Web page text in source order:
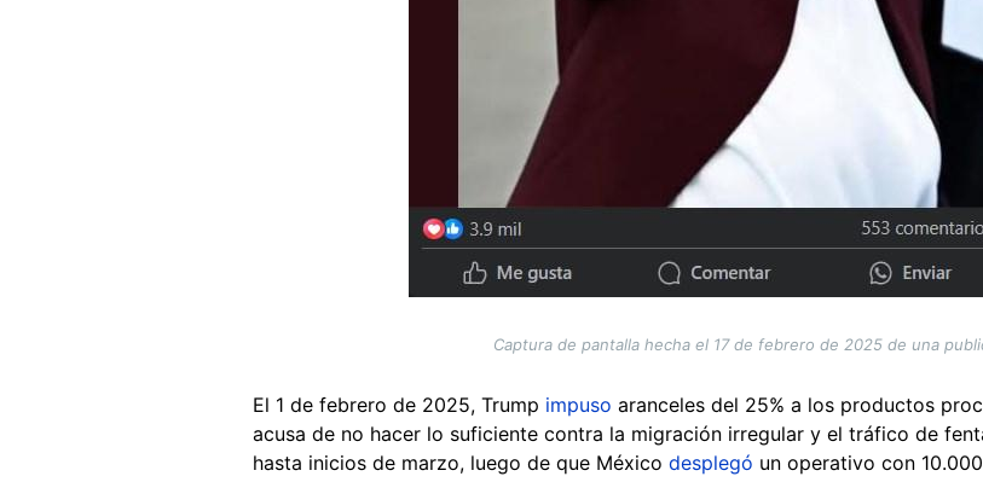
Captura de pantalla hecha el 17 de febrero de 2025 de una
El 1 de febrero de 2025, Trump impuso aranceles del 25% a los productos
acusa de no hacer lo suficiente contra la migración irregular y el tráfico de
hasta inicios de marzo, luego de que México desplegó un operativo con